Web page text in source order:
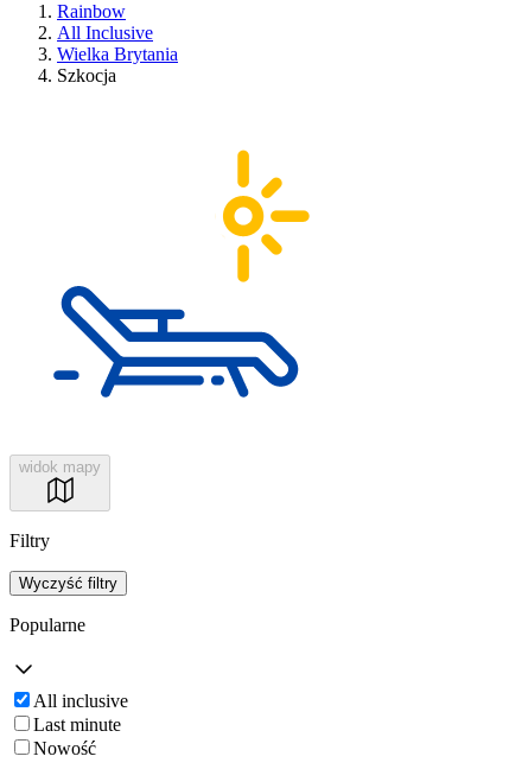
Rainbow
All Inclusive
Wielka Brytania
Szkocja
widok mapy
Filtry
Wyczyść filtry
Popularne
All inclusive
Last minute
Nowość